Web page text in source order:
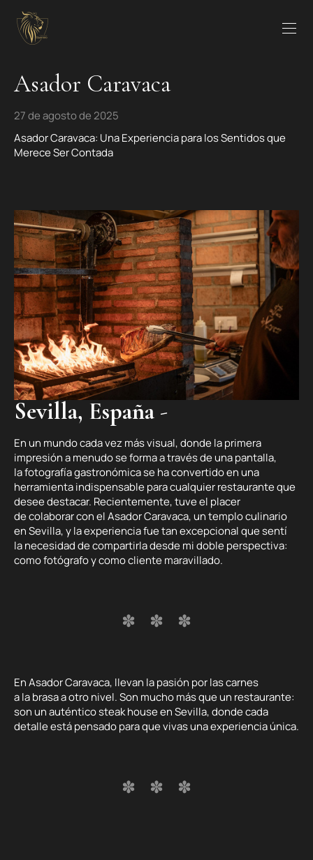
Asador Caravaca
27 de agosto de 2025
Asador Caravaca: Una Experiencia para los Sentidos que
Merece Ser Contada
Sevilla, España -
En un mundo cada vez más visual, donde la primera
impresión a menudo se forma a través de una pantalla,
la fotografía gastronómica se ha convertido en una
herramienta indispensable para cualquier restaurante que
desee destacar. Recientemente, tuve el placer
de colaborar con el Asador Caravaca, un templo culinario
en Sevilla, y la experiencia fue tan excepcional que sentí
la necesidad de compartirla desde mi doble perspectiva:
como fotógrafo y como cliente maravillado.
En Asador Caravaca, llevan la pasión por las carnes
a la brasa a otro nivel. Son mucho más que un restaurante:
son un auténtico steak house en Sevilla, donde cada
detalle está pensado para que vivas una experiencia única.